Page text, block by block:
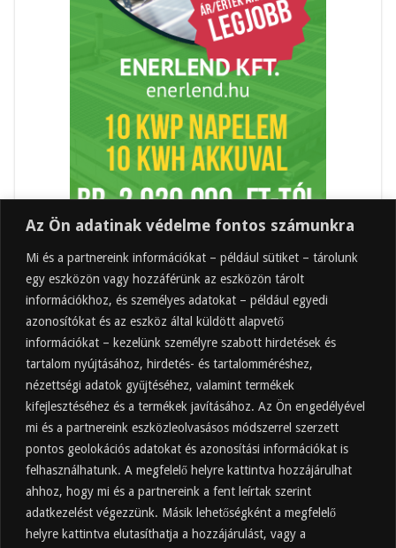
Az Ön adatinak védelme fontos számunkra
Mi és a partnereink információkat – például sütiket – tárolunk
egy eszközön vagy hozzáférünk az eszközön tárolt
információkhoz, és személyes adatokat – például egyedi
azonosítókat és az eszköz által küldött alapvető
információkat – kezelünk személyre szabott hirdetések és
tartalom nyújtásához, hirdetés- és tartalomméréshez,
nézettségi adatok gyűjtéséhez, valamint termékek
kifejlesztéséhez és a termékek javításához. Az Ön engedélyével
mi és a partnereink eszközleolvasásos módszerrel szerzett
pontos geolokációs adatokat és azonosítási információkat is
felhasználhatunk. A megfelelő helyre kattintva hozzájárulhat
ahhoz, hogy mi és a partnereink a fent leírtak szerint
adatkezelést végezzünk. Másik lehetőségként a megfelelő
helyre kattintva elutasíthatja a hozzájárulást, vagy a
Felkapott
Almaecet mire jó? 21 gyakori felhasználási
terület
2025.10.31.
Almaecet fogyasztása: mikor, mennyit, mivel
hígítva?
2025.10.30.
Almaecet hatása a szervezetre –